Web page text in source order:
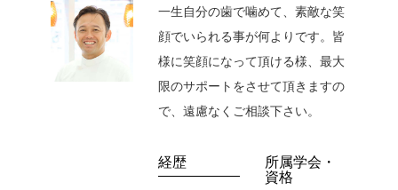
一生自分の歯で噛めて、素敵な笑
顔でいられる事が何よりです。皆
様に笑顔になって頂ける様、最大
限のサポートをさせて頂きますの
で、遠慮なくご相談下さい。
経歴
所属学会・
資格